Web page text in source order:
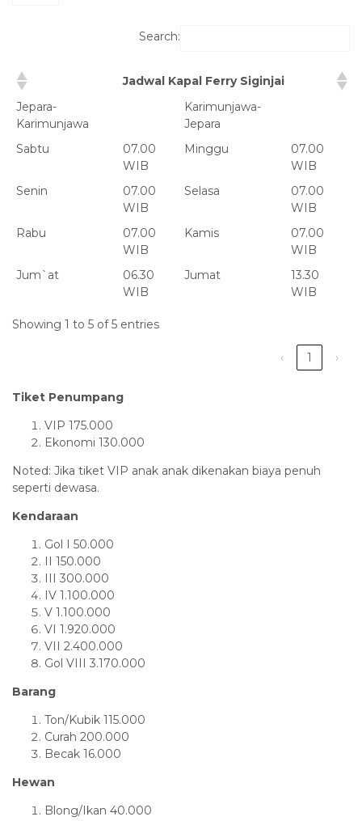
Search:
Jadwal Kapal Ferry Siginjai
Jepara-
Karimunjawa
Karimunjawa-
Jepara
Sabtu
07.00
WIB
Minggu
07.00
WIB
Senin
07.00
WIB
Selasa
07.00
WIB
Rabu
07.00
WIB
Kamis
07.00
WIB
Jum`at
06.30
WIB
Jumat
13.30
WIB
Showing 1 to 5 of 5 entries
‹ 1 ›
Tiket Penumpang
VIP 175.000
Ekonomi 130.000
Noted: Jika tiket VIP anak anak dikenakan biaya penuh
seperti dewasa.
Kendaraan
Gol I 50.000
II 150.000
III 300.000
IV 1.100.000
V 1.100.000
VI 1.920.000
VII 2.400.000
Gol VIII 3.170.000
Barang
Ton/Kubik 115.000
Curah 200.000
Becak 16.000
Hewan
Blong/Ikan 40.000